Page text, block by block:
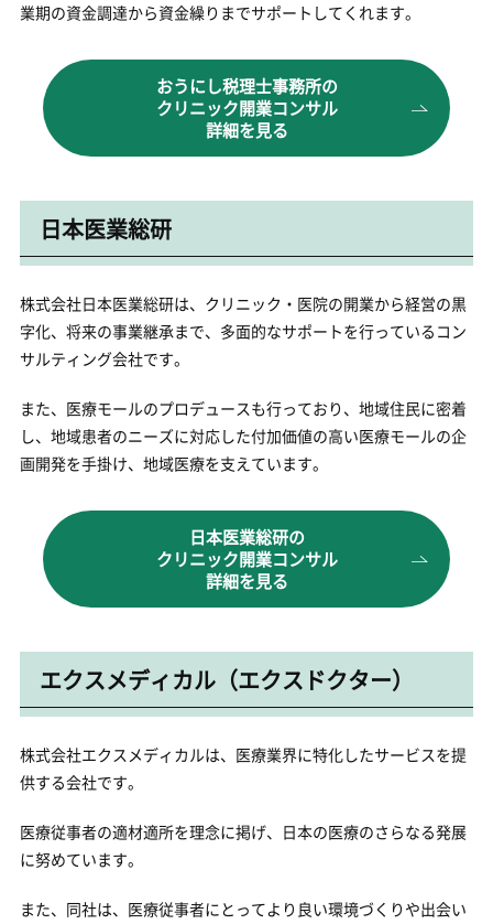
業期の資金調達から資金繰りまでサポートしてくれます。
おうにし税理士事務所の
クリニック開業コンサル
詳細を見る
日本医業総研
株式会社日本医業総研は、クリニック・医院の開業から経営の黒
字化、将来の事業継承まで、多面的なサポートを行っているコン
サルティング会社です。
また、医療モールのプロデュースも行っており、地域住民に密着
し、地域患者のニーズに対応した付加価値の高い医療モールの企
画開発を手掛け、地域医療を支えています。
日本医業総研の
クリニック開業コンサル
詳細を見る
エクスメディカル（エクスドクター）
株式会社エクスメディカルは、医療業界に特化したサービスを提
供する会社です。
医療従事者の適材適所を理念に掲げ、日本の医療のさらなる発展
に努めています。
また、同社は、医療従事者にとってより良い環境づくりや出会い